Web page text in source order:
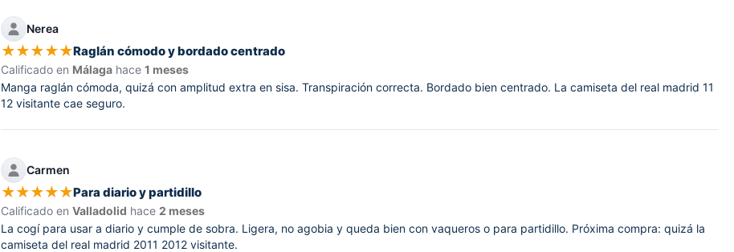
Nerea
★★★★★Raglán cómodo y bordado centrado
Calificado en Málaga hace1 meses
Manga raglán cómoda, quizá con amplitud extra en sisa. Transpiración correcta. Bordado bien centrado. La camiseta del real madrid 11
12 visitante cae seguro.
Carmen
★★★★★Para diario y partidillo
Calificado enValladolid hace2 meses
La cogí para usar a diario y cumple de sobra. Ligera, no agobia y queda bien con vaqueros o para partidillo. Próxima compra: quizá la
camiseta del real madrid 2011 2012 visitante.